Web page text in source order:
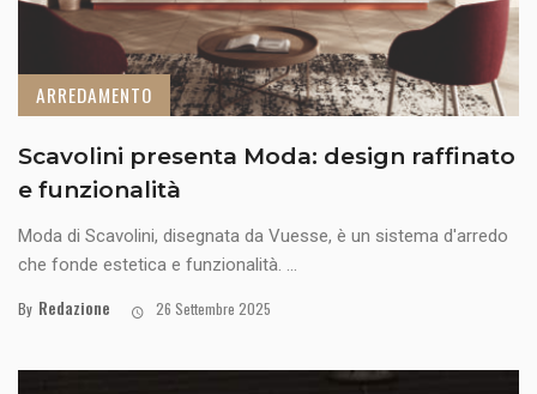
ARREDAMENTO
Scavolini presenta Moda: design raffinato
e funzionalità
Moda di Scavolini, disegnata da Vuesse, è un sistema d'arredo
che fonde estetica e funzionalità. ...
By Redazione 26 Settembre 2025